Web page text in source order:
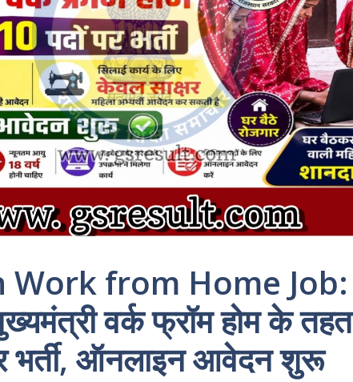
Work from Home Job:
वर्क फ्रॉम होम के तहत
भर्ती, ऑनलाइन आवेदन शुरू